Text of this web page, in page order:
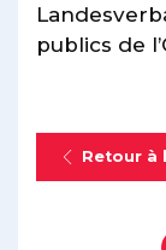
publics de
Retour à